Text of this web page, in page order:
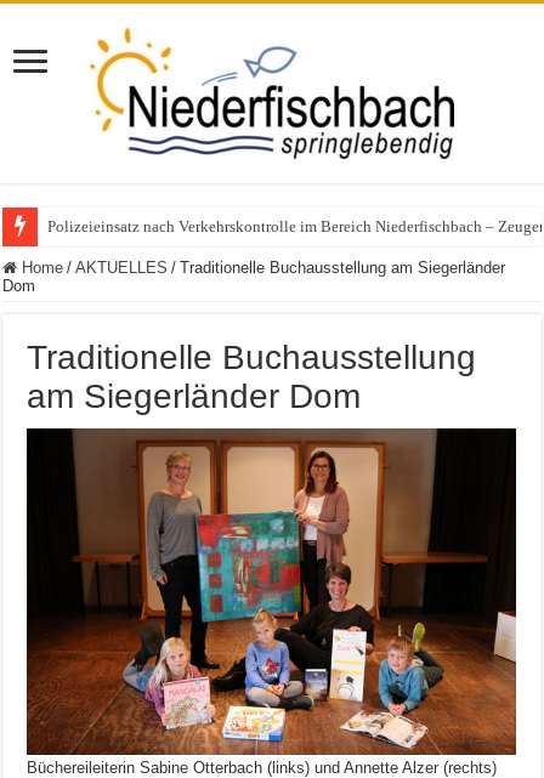
Polizeieinsatz nach Verkehrskontrolle im Bereich Niederfischbach –
Home / AKTUELLES / Traditionelle Buchausstellung am Siegerländer
Dom
Traditionelle Buchausstellung
am Siegerländer Dom
Büchereileiterin Sabine Otterbach (links) und Annette Alzer (rechts)